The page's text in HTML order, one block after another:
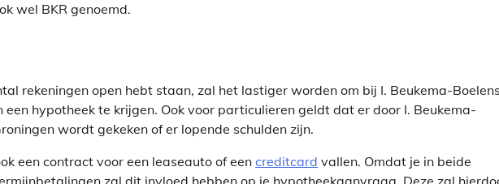
wel BKR genoemd.
rekeningen open hebt staan, zal het lastiger worden om bij I. Beukema-Boelens
een hypotheek te krijgen. Ook voor particulieren geldt dat er door I. Beukema-
wordt gekeken of er lopende schulden zijn.
een contract voor een leaseauto of een creditcard vallen. Omdat je in beide